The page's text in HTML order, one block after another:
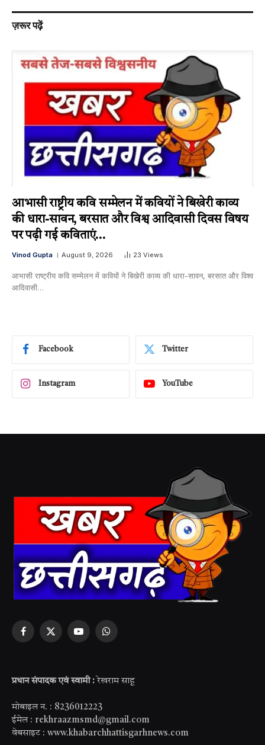
ज़रूर पढ़ें
आभासी राष्ट्रीय कवि सम्मेलन में कवियों ने बिखेरी काव्य
की धारा-सावन, बरसात और विश्व आदिवासी दिवस विषय
पर पढ़ी गई कविताएं…
Vinod Gupta August 9, 2026 23 Views
आभासी राष्ट्रीय कवि सम्मेलन में कवियों ने बिखेरी काव्य की धारा-सावन, बरसात और विश्व
आदिवासी…
Facebook Twitter
Instagram YouTube
Facebook
X
YouTubeWhatsApp
प्रधान संपादक एवं स्वामी : रेखराम साहू
मोबाइल न. : 8236012223
ईमेल : rekhraazmsmd@gmail.com
वेबसाइट : www.khabarchhattisgarhnews.com